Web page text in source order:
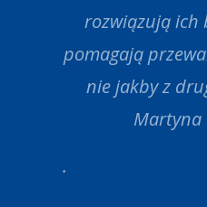
rozwiązują ich
pomagają
nie jakby z
Martyna
.